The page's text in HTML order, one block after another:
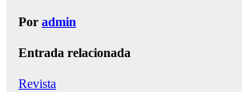
Por admin
Entrada relacionada
Revista